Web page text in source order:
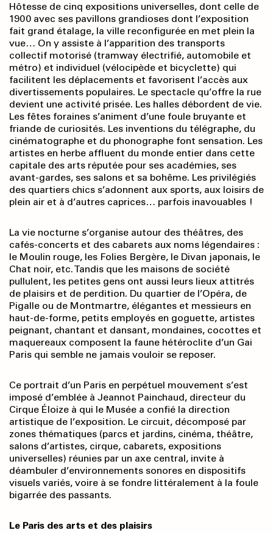
Hôtesse de cinq expositions universelles, dont celle de
1900 avec ses pavillons grandioses dont l’exposition
fait grand étalage, la ville reconfigurée en met plein la
vue… On y assiste à l’apparition des transports
collectif motorisé (tramway électrifié, automobile et
métro) et individuel (vélocipède et bicyclette) qui
facilitent les déplacements et favorisent l’accès aux
divertis­sements populaires. Le spectacle qu’offre la rue
devient une activité prisée. Les halles débordent de vie.
Les fêtes foraines s’animent d’une foule bruyante et
friande de curiosités. Les inventions du télégraphe, du
cinématographe et du phonographe font sensation. Les
artistes en herbe affluent du monde entier dans cette
capitale des arts réputée pour ses académies, ses
avant-gardes, ses salons et sa bohême. Les privilégiés
des quartiers chics s’adonnent aux sports, aux loisirs de
plein air et à d’autres caprices… parfois inavouables !
La vie nocturne s’organise autour des théâtres, des
cafés-concerts et des cabarets aux noms légendaires :
le Moulin rouge, les Folies Bergère, le Divan japonais, le
Chat noir, etc. Tandis que les maisons de société
pullulent, les petites gens ont aussi leurs lieux attitrés
de plaisirs et de perdition. Du quartier de l’Opéra, de
Pigalle ou de Montmartre, élégantes et messieurs en
haut-de-forme, petits employés en goguette, artistes
peignant, chantant et dansant, mondaines, cocottes et
maquereaux composent la faune hétéroclite d’un Gai
Paris qui semble ne jamais vouloir se reposer.
Ce portrait d’un Paris en perpétuel mouvement s’est
imposé d’emblée à Jeannot Painchaud, directeur du
Cirque Éloize à qui le Musée a confié la direction
artistique de l’exposition. Le circuit, décomposé par
zones thématiques (parcs et jardins, cinéma, théâtre,
salons d’artistes, cirque, cabarets, expositions
universelles) réunies par un axe central, invite à
déambuler d’environnements sonores en dispositifs
visuels variés, voire à se fondre littéralement à la foule
bigarrée des passants.
Le Paris des arts et des plaisirs